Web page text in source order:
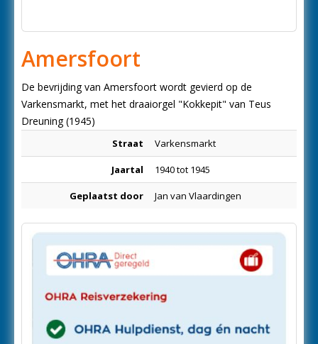
Amersfoort
De bevrijding van Amersfoort wordt gevierd op de
Varkensmarkt, met het draaiorgel "Kokkepit" van Teus
Dreuning (1945)
Straat Varkensmarkt
Jaartal 1940 tot 1945
Geplaatst door Jan van Vlaardingen